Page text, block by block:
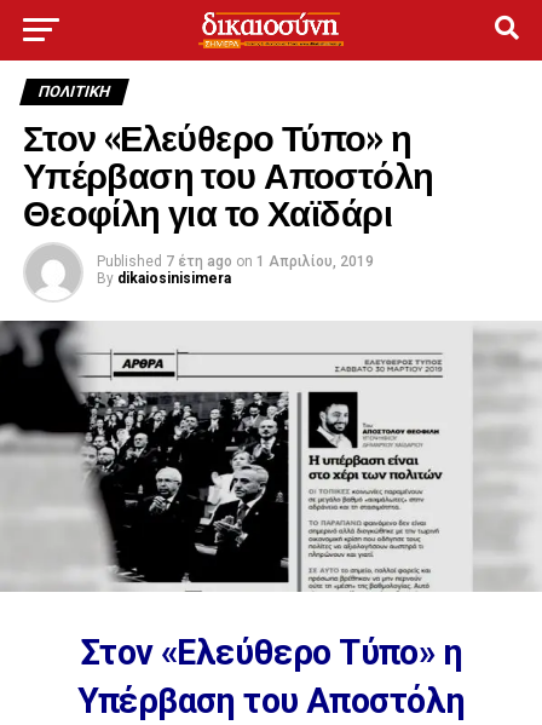
ΠΟΛΙΤΙΚΉ
Στον «Ελεύθερο Τύπο» η
Υπέρβαση του Αποστόλη
Θεοφίλη για το Χαϊδάρι
Published 7 έτη ago on 1 Απριλίου, 2019
By dikaiosinisimera
Στον «Ελεύθερο Τύπο» η
Υπέρβαση του Αποστόλη